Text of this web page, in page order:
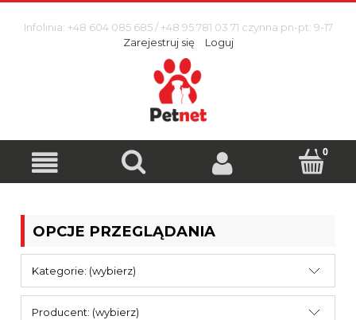
Infolinia: +48 604 085 685 / +48 95 781 03 71 czynna pn-pt: 9-17
Zarejestruj się
Loguj
OPCJE PRZEGLĄDANIA
Kategorie: (wybierz)
Producent: (wybierz)